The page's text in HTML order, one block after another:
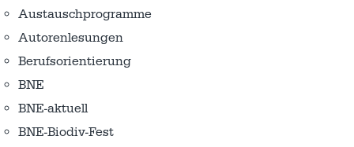
Austausch­programme
Autorenlesungen
Berufsorientierung
BNE
BNE-aktuell
BNE-Biodiv-Fest